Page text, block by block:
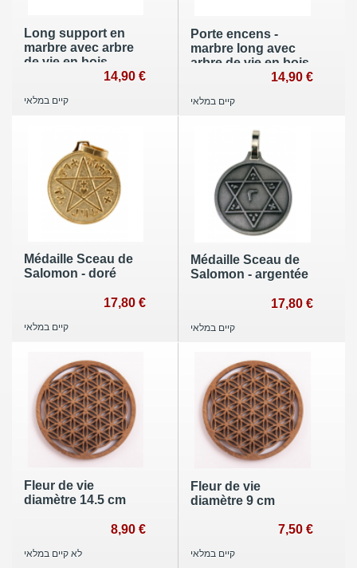
Long support en
marbre avec arbre
de vie en bois
14,90 €
קיים במלאי
Porte encens -
marbre long avec
arbre de vie en bois
14,90 €
קיים במלאי
Médaille Sceau de
Salomon - doré
17,80 €
קיים במלאי
Médaille Sceau de
Salomon - argentée
17,80 €
קיים במלאי
Fleur de vie
diamètre 14.5 cm
8,90 €
לא קיים במלאי
Fleur de vie
diamètre 9 cm
7,50 €
קיים במלאי